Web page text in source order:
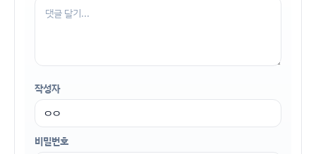
작성자
비밀번호